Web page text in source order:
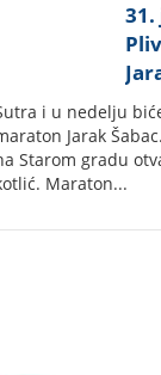
31.
i u nedelju
Jarak
Starom gradu
Maraton...